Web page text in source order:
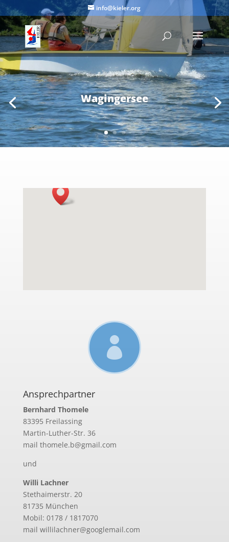
info@kieler.org
Wagingersee

Ansprechpartner
Bernhard Thomele
83395 Freilassing
Martin-Luther-Str. 36
mail thomele.b@gmail.com
und
Willi Lachner
Stethaimerstr. 20
81735 München
Mobil: 0178 / 1817070
mail willilachner@googlemail.com